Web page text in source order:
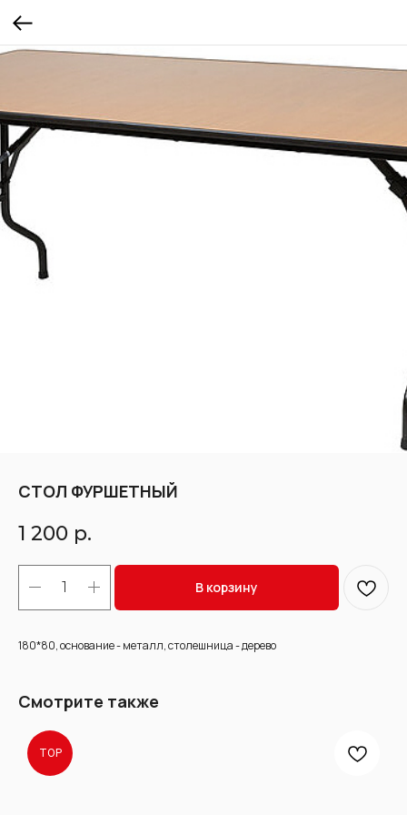
СТОЛ ФУРШЕТНЫЙ
1 200 р.
В корзину
180*80, основание - металл, столешница - дерево
Смотрите также
TOP